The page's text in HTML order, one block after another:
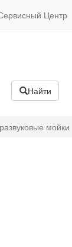
Центр
Найти
мойки